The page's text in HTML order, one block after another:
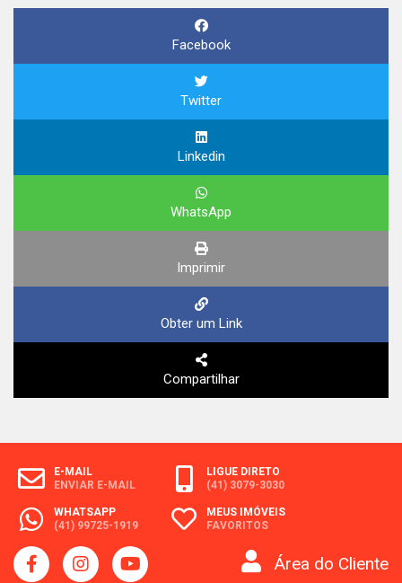
Facebook
Twitter
Linkedin
WhatsApp
Imprimir
Obter um Link
Compartilhar
E-MAIL
ENVIAR E-MAIL
LIGUE DIRETO
(41) 3079-3030
WHATSAPP
(41) 99725-1919
MEUS IMÓVEIS
FAVORITOS
Área do Cliente